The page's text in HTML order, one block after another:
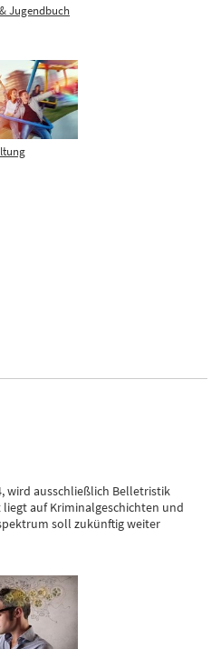
Jugendbuch
wird ausschließlich Belletristik
auf Kriminalgeschichten und
soll zukünftig weiter